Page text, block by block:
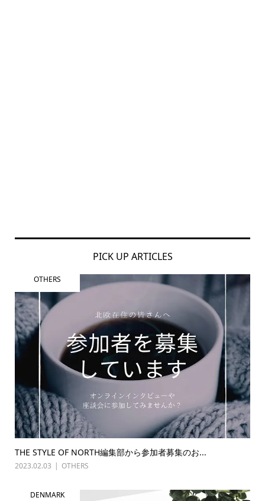
PICK UP ARTICLES
OTHERS
THE STYLE OF NORTH編集部から参加者募集のお...
2023.02.03 OTHERS
DENMARK